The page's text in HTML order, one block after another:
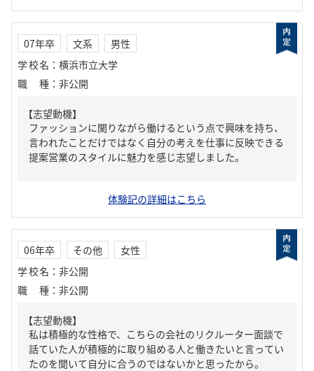
07年卒 文系
男性
学校名 ： 横浜市立大学
職種 ： 非公開
【志望動機】
ファッションに関りながら働けるという点で興味を持ち、
言われたことだけではなく自分の考えを仕事に反映できる
提案営業のスタイルに魅力を感じ志望しました。
体験記の詳細はこちら
06年卒 その他
女性
学校名 ： 非公開
職種 ： 非公開
【志望動機】
私は積極的な性格で、こちらの会社のリクルーター面談で
話ていた人が積極的に取り組める人と働きたいと言ってい
たのを聞いて自分に合うのではないかと思ったから。